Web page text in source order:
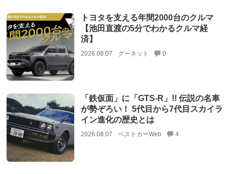
トヨタを支える年間2000台のクルマ
【池田直渡の5分でわかるクルマ経
済】
2026.08.07 グーネット 0
「鉄仮面」に「GTS-R」!! 伝説の名車
が勢ぞろい！ 5代目から7代目スカイラ
イン進化の歴史とは
2026.08.07 ベストカーWeb 4